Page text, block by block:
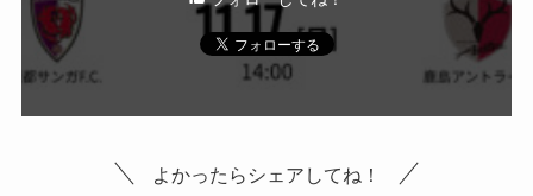
よかったらシェアしてね！